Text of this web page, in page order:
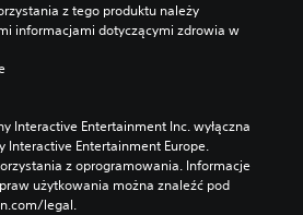
z tego produktu należy
informacjami dotyczącymi zdrowia w
Interactive Entertainment Inc. wyłączna
Interactive Entertainment Europe.
z oprogramowania. Informacje
użytkowania można znaleźć pod
legal.